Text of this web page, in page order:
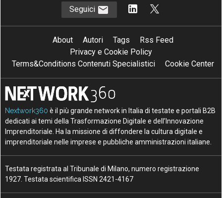
Seguici
About Autori Tags
Rss Feed
Privacy e Cookie Policy
Terms&Conditions Contenuti Specialistici
Cookie Center
Nextwork360 è il più grande network in Italia di testate e portali B2B
dedicati ai temi della Trasformazione Digitale e dell’Innovazione
Imprenditoriale. Ha la missione di diffondere la cultura digitale e
imprenditoriale nelle imprese e pubbliche amministrazioni italiane.
Testata registrata al Tribunale di Milano, numero registrazione
1927. Testata scientifica ISSN 2421-4167